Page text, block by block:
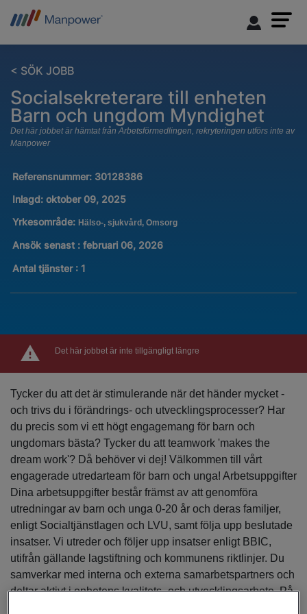
< SÖK JOBB
Socialsekreterare till enheten
Barn och ungdom Myndighet
Det här jobbet är hämtat från Arbetsförmedlingen, rekryteringen utförs inte av
Manpower
Referensnummer: 30128386
Inlagd: oktober 09, 2025
Yrkesområde: Hälso-, sjukvård, Omsorg
Ansök senast : februari 06, 2026
Antal tjänster : 1
Det här jobbet är inte tillgängligt längre
Tycker du att det är stimulerande när det händer mycket -
och trivs du i förändrings- och utvecklingsprocesser? Har
du precis som vi ett högt engagemang för barn och
ungdomars bästa? Tycker du att teamwork 'makes the
dream work'? Då behöver vi dej! Välkommen till vårt
engagerade utredarteam för barn och unga! Arbetsuppgifter
Dina arbetsuppgifter består främst av att genomföra
utredningar av barn och unga 0-20 år och deras familjer,
enligt Socialtjänstlagen och LVU, samt följa upp beslutade
insatser. Vi utreder och följer upp insatser enligt BBIC,
utifrån gällande lagstiftning och kommunens riktlinjer. Du
samverkar med interna och externa samarbetspartners och
deltar aktivt i enhetens kvalitets- och utvecklingsarbete. På